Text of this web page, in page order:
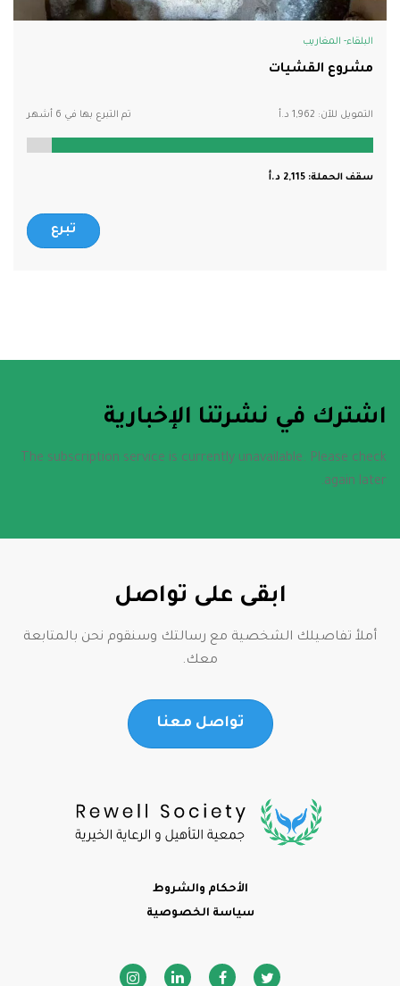
البلقاء- المغاريب
مشروع القشيات
التمويل للآن: 1,962 تم التبرع بها في 6 أشهر
سقف الحملة: 2,115
تبرع
اشترك في نشرتنا الإخبارية
The subscription service is currently unavailable. Please check
again later.
Footer
الأحكام والشروط
سياسة الخصوصية
Social media icons
ابقى على تواصل
أملأ تفاصيلك الشخصية مع رسالتك وسنقوم نحن بالمتابعة
معك.
تواصل معنا